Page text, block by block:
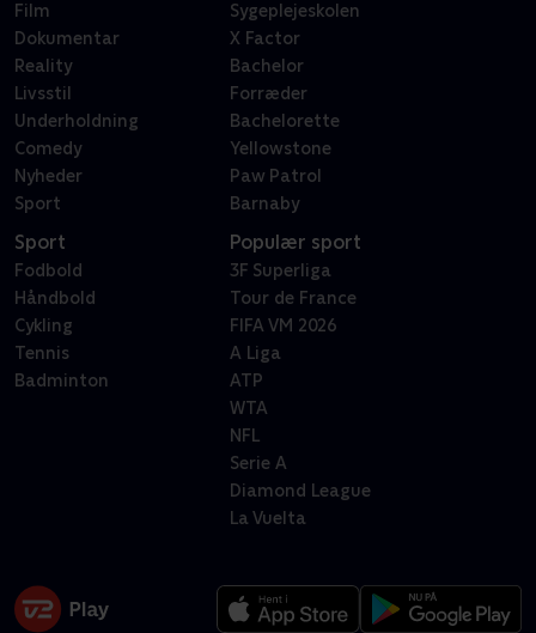
Film
Dokumentar
Reality
Livsstil
Underholdning
Comedy
Nyheder
Sport
Sygeplejeskolen
X Factor
Bachelor
Forræder
Bachelorette
Yellowstone
Paw Patrol
Barnaby
Sport
Fodbold
Håndbold
Cykling
Tennis
Badminton
Populær sport
3F Superliga
Tour de France
FIFA VM 2026
A Liga
ATP
WTA
NFL
Serie A
Diamond League
La Vuelta